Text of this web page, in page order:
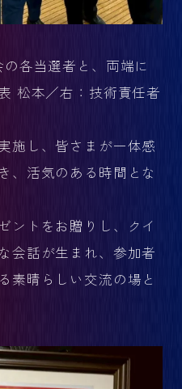
各当選者と、両端に
松本／右：技術責任者
施し、皆さまが一体感
、活気のある時間とな
ントをお贈りし、クイ
会話が生まれ、参加者
素晴らしい交流の場と